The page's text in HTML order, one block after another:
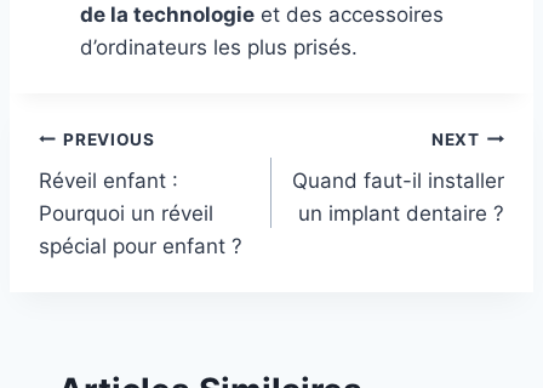
de la technologie et des accessoires
d’ordinateurs les plus prisés.
Post
navigation
PREVIOUS
Réveil enfant :
Pourquoi un réveil
spécial pour enfant ?
NEXT
Quand faut-il installer
un implant dentaire ?